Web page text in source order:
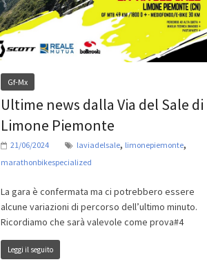
Gf-Mx
Ultime news dalla Via del Sale di
Limone Piemonte
21/06/2024 laviadelsale, limonepiemonte,
marathonbikespecialized
La gara è confermata ma ci potrebbero essere
alcune variazioni di percorso dell’ultimo minuto.
Ricordiamo che sarà valevole come prova#4
Leggi il seguito